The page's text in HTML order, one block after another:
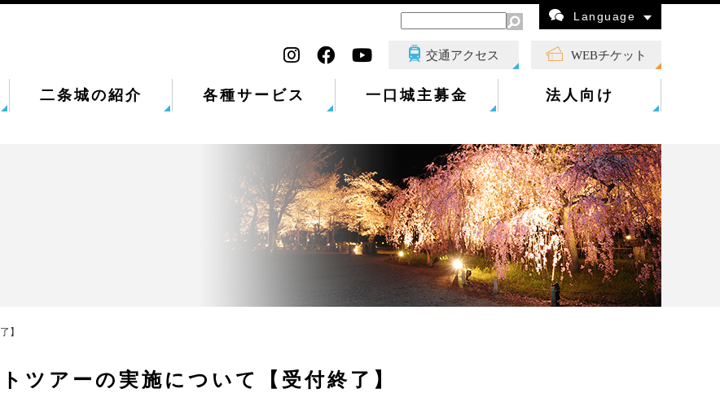
Language
二条城の紹介 各種サービス 一口城主募金 法人向け
交通アクセス WEBチケット
】
ツアーの実施について【受付終了】